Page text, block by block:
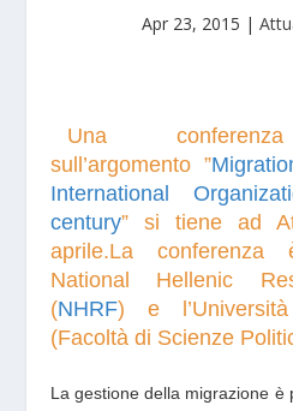
Apr 23, 2015 |
Una
sull’argomento ”
International
century” si tiene ad
aprile.La
National Hellenic
(NHRF) e
(Facoltà di Scienze
La gestione della migrazione è